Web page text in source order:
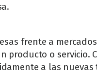
frente a
producto o servicio.
a las